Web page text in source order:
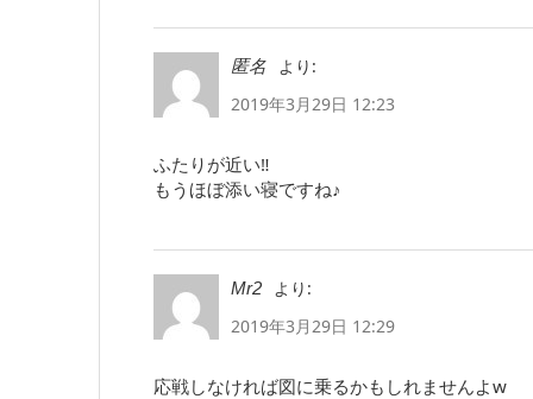
匿名
より:
2019年3月29日 12:23
ふたりが近い‼︎
もうほぼ添い寝ですね♪
Mr2
より:
2019年3月29日 12:29
応戦しなければ図に乗るかもしれませんよw